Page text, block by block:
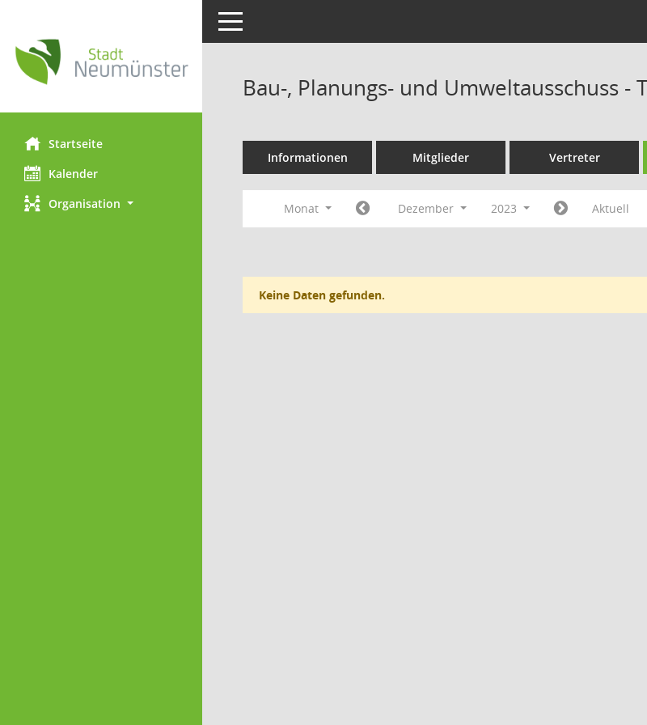
Startseite
Kalender
Organisation
Toggle navigation
Bau-, Planungs- und Umweltausschuss -
Informationen Mitglieder Vertreter
Monat Dezember 2023 Aktuell
Keine Daten gefunden.